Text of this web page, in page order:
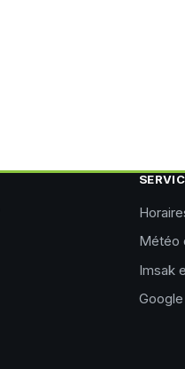
Météo
Imsak